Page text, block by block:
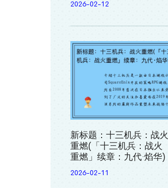
2026-02-12
新标题：十三机兵：战火
重燃(「十三机兵：战火
重燃」续章：九代·焰华)
2026-02-11